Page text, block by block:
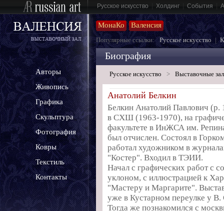
Русское искусство Холдинг События
Авторы
Живопись
Графика
Скульптура
Фотография
Ковры
Текстиль
Контакты
МонаКо Валенсия
Популярные ссылки: Русское искусство |
Биография
Русское искусство > Выставочные
Анатолий Белкин
Белкин Анатолий Павлович (р.
в СХШ (1963-1970), на
факультете в ИнЖСА им.
был отчислен. Состоял в
работал художником в
"Костер". Входил в ТЭИИ.
Начал с графических работ с
уклоном, с иллюстрацией к
"Мастеру и Маргарите".
уже в Кустарном переулке у В.
Тогда же познакомился с